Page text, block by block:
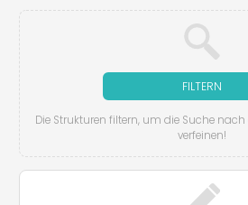
FILTERN
Die Strukturen filtern, um die Suche
verfeinen!